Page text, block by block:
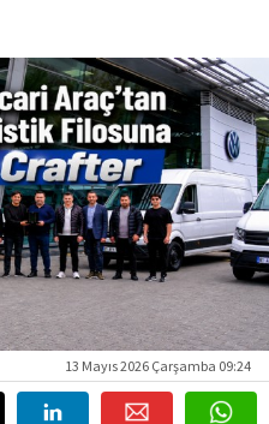
13 Mayıs 2026 Çarşamba 09:24